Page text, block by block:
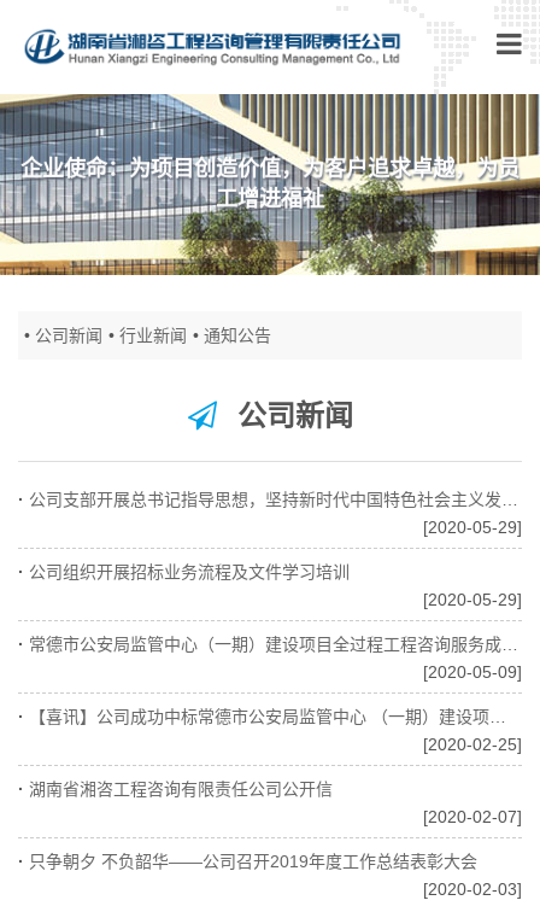
企业使命：为项目创造价值，为客户追求卓越，为员
工增进福祉
公司新闻 行业新闻 通知公告
公司新闻
· 公司支部开展总书记指导思想，坚持新时代中国特色社会主义发展主题学习
[2020-05-29]
· 公司组织开展招标业务流程及文件学习培训
[2020-05-29]
· 常德市公安局监管中心（一期）建设项目全过程工程咨询服务成功签约
[2020-05-09]
·
【喜讯】公司成功中标常德市公安局监管中心 （一期）建设项目全过程工程咨询
[2020-02-25]
· 湖南省湘咨工程咨询有限责任公司公开信
[2020-02-07]
· 只争朝夕 不负韶华——公司召开2019年度工作总结表彰大会
[2020-02-03]